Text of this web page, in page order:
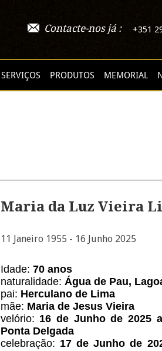
Contacte-nos já : +351
SERVIÇOS PRODUTOS MEMORIAL
Maria da Luz Vieira
11 Janeiro 1955 - 16 Junho 2025
Idade: 70 anos
naturalidade: Água de Pau,
pai: Herculano de Lima
mãe: Maria de Jesus Vieira
velório: 16 de Junho de 2025
Ponta Delgada
celebração: 17 de Junho de